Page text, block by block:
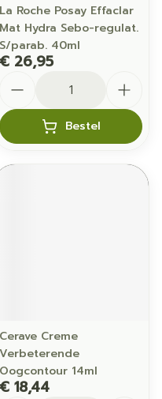
La Roche Posay Effaclar
Mat Hydra Sebo-regulat.
S/parab. 40ml
€ 26,95
Bestel
Cerave Creme
Verbeterende
Oogcontour 14ml
€ 18,44